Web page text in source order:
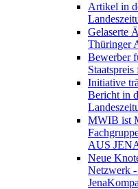
Artikel in
Gelaserte
Thüringer
Bewerber
Initiative
Bericht in
MWIB ist
AUS
Neue
Netzwerk